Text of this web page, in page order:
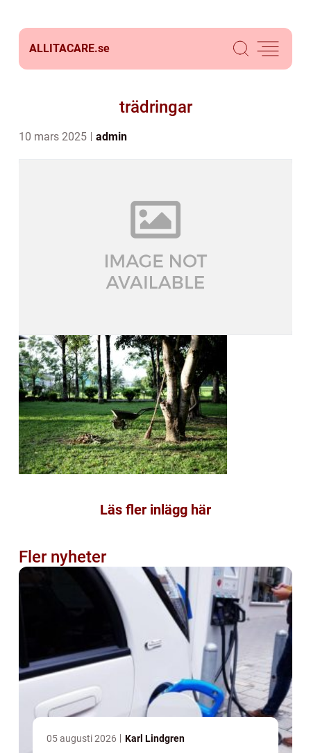
ALLITACARE.se
trädringar
10 mars 2025 admin
Läs fler inlägg här
Fler nyheter
05 augusti 2026 Karl Lindgren